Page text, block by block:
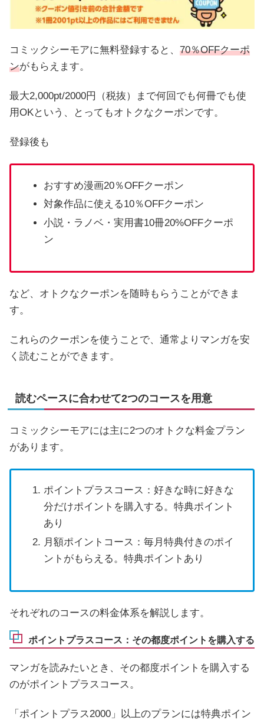
コミックシーモアに無料登録すると、 70％OFFクーポ
ンがもらえます。
最大2,000pt/2000円（税抜）まで何回でも何冊でも使
用OKという、とってもオトクなクーポンです。
登録後も
おすすめ漫画20％OFFクーポン
対象作品に使える10％OFFクーポン
小説・ラノベ・実用書10冊20%OFFクーポ
ン
など、オトクなクーポンを随時もらうことができま
す。
これらのクーポンを使うことで、通常よりマンガを安
く読むことができます。
読むペースに合わせて2つのコースを用意
コミックシーモアには主に2つのオトクな料金プラン
があります。
ポイントプラスコース：好きな時に好きな
分だけポイントを購入する。特典ポイント
あり
月額ポイントコース：毎月特典付きのポイ
ントがもらえる。特典ポイントあり
それぞれのコースの料金体系を解説します。
ポイントプラスコース：その都度ポイントを購入する
マンガを読みたいとき、その都度ポイントを購入する
のがポイントプラスコース。
「ポイントプラス2000」以上のプランには特典ポイン